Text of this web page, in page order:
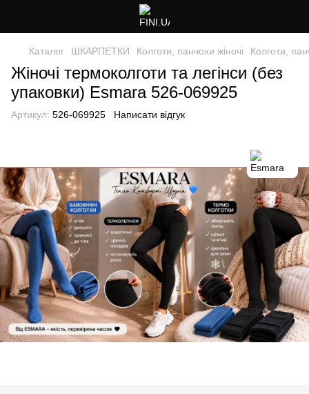
Каталог ШКАРПЕТКИ Колготи, панчохи жіночі Колготи,
Жіночі термоколготи та легінси (без
упаковки) Esmara 526-069925
Артикул: 526-069925 Написати відгук